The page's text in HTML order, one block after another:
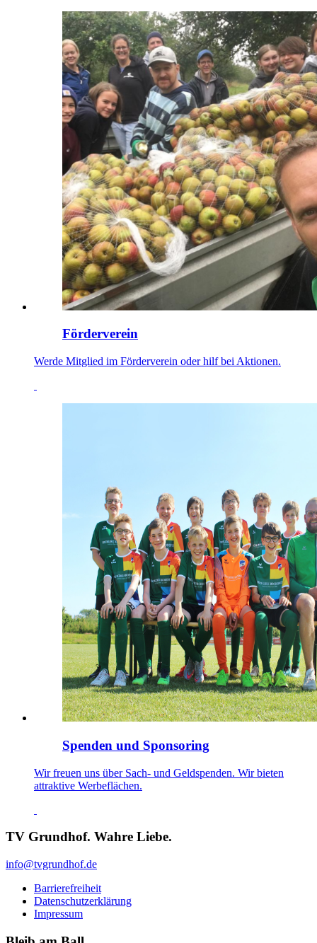
Förderverein
Werde Mitglied im Förderverein oder hilf bei Aktionen.
Spenden und Sponsoring
Wir freuen uns über Sach- und Geldspenden. Wir bieten
attraktive Werbeflächen.
TV Grundhof. Wahre Liebe.
info@tvgrundhof.de
Barrierefreiheit
Datenschutzerklärung
Impressum